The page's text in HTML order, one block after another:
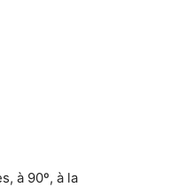
à 90º, à la